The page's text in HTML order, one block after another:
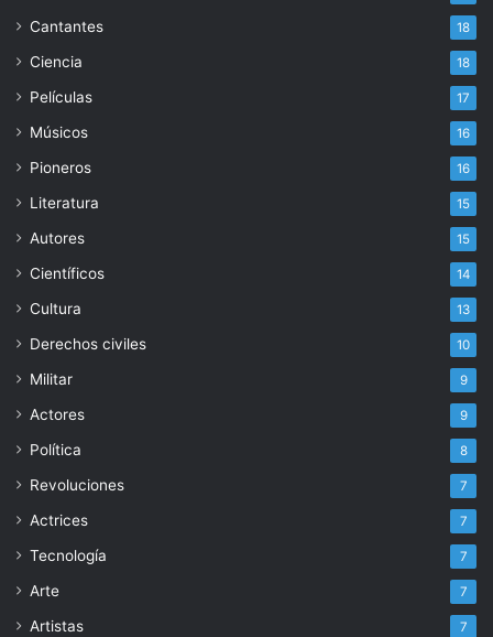
Cantantes 18
Ciencia 18
Películas 17
Músicos 16
Pioneros 16
Literatura 15
Autores 15
Científicos 14
Cultura 13
Derechos civiles 10
Militar 9
Actores 9
Política 8
Revoluciones 7
Actrices 7
Tecnología 7
Arte 7
Artistas 7